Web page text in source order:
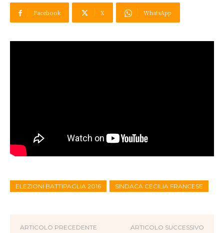
Facebook X WhatsApp
ELEZIONI BATTIPAGLIA 2016 SINDACA CECILIA FRANCESE
ARTICOLO PRECEDENTE ARTICOLO SUCCESSIVO